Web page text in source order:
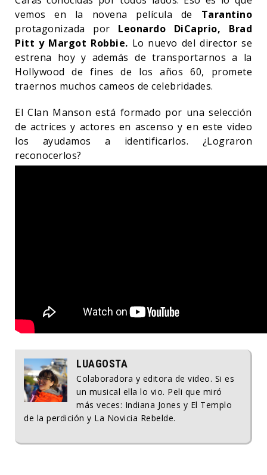
vemos en la novena película de Tarantino
protagonizada por Leonardo DiCaprio, Brad
Pitt y Margot Robbie. Lo nuevo del director se
estrena hoy y además de transportarnos a la
Hollywood de fines de los años 60, promete
traernos muchos cameos de celebridades.
El Clan Manson está formado por una selección
de actrices y actores en ascenso y en este video
los ayudamos a identificarlos. ¿Lograron
reconocerlos?
LUAGOSTA
Colaboradora y editora de video. Si es
un musical ella lo vio. Peli que miró
más veces: Indiana Jones y El Templo
de la perdición y La Novicia Rebelde.